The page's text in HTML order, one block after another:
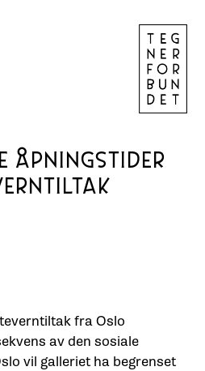
ÅPNINGSTIDER
fra Oslo
av den sosiale
vil galleriet ha begrenset